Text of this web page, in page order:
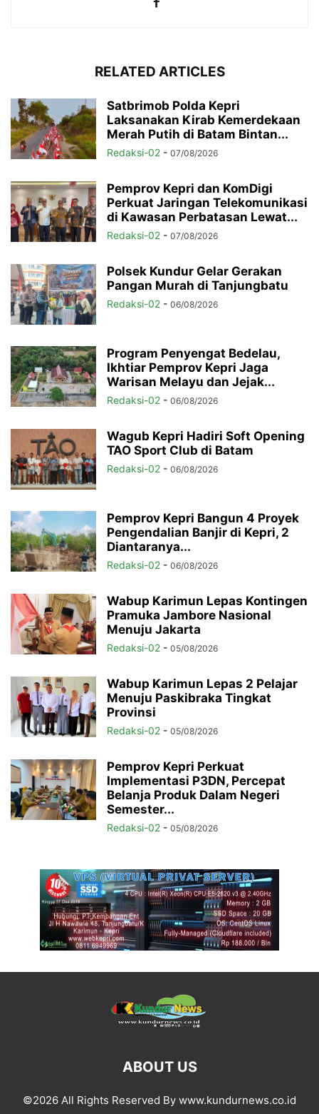
RELATED ARTICLES
Satbrimob Polda Kepri
Laksanakan Kirab Kemerdekaan
Merah Putih di Batam Bintan...
Redaksi-02 - 07/08/2026
Pemprov Kepri dan KomDigi
Perkuat Jaringan Telekomunikasi
di Kawasan Perbatasan Lewat...
Redaksi-02 - 07/08/2026
Polsek Kundur Gelar Gerakan
Pangan Murah di Tanjungbatu
Redaksi-02 - 06/08/2026
Program Penyengat Bedelau,
Ikhtiar Pemprov Kepri Jaga
Warisan Melayu dan Jejak...
Redaksi-02 - 06/08/2026
Wagub Kepri Hadiri Soft Opening
TAO Sport Club di Batam
Redaksi-02 - 06/08/2026
Pemprov Kepri Bangun 4 Proyek
Pengendalian Banjir di Kepri, 2
Diantaranya...
Redaksi-02 - 06/08/2026
Wabup Karimun Lepas Kontingen
Pramuka Jambore Nasional
Menuju Jakarta
Redaksi-02 - 05/08/2026
Wabup Karimun Lepas 2 Pelajar
Menuju Paskibraka Tingkat
Provinsi
Redaksi-02 - 05/08/2026
Pemprov Kepri Perkuat
Implementasi P3DN, Percepat
Belanja Produk Dalam Negeri
Semester...
Redaksi-02 - 05/08/2026
ABOUT US
©2026 All Rights Reserved By www.kundurnews.co.id